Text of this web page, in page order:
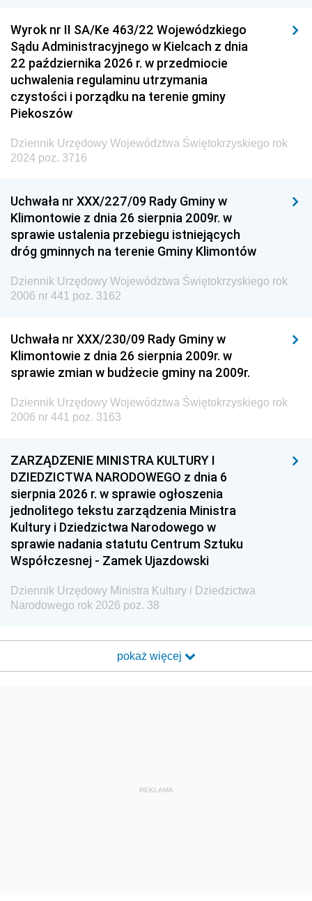
Wyrok nr II SA/Ke 463/22 Wojewódzkiego
Sądu Administracyjnego w Kielcach z dnia
22 października 2026 r. w przedmiocie
uchwalenia regulaminu utrzymania
czystości i porządku na terenie gminy
Piekoszów
Dziennik Urzędowy Województwa Świętokrzyskiego rok
2024 poz. 3716
Uchwała nr XXX/227/09 Rady Gminy w
Klimontowie z dnia 26 sierpnia 2009r. w
sprawie ustalenia przebiegu istniejących
dróg gminnych na terenie Gminy Klimontów
Dziennik Urzędowy Województwa Świętokrzyskiego rok
2006 nr 441 poz. 3162
Uchwała nr XXX/230/09 Rady Gminy w
Klimontowie z dnia 26 sierpnia 2009r. w
sprawie zmian w budżecie gminy na 2009r.
Dziennik Urzędowy Województwa Świętokrzyskiego rok
2006 nr 441 poz. 3163
ZARZĄDZENIE MINISTRA KULTURY I
DZIEDZICTWA NARODOWEGO z dnia 6
sierpnia 2026 r. w sprawie ogłoszenia
jednolitego tekstu zarządzenia Ministra
Kultury i Dziedzictwa Narodowego w
sprawie nadania statutu Centrum Sztuku
Współczesnej - Zamek Ujazdowski
Dziennik Urzędowy Ministra Kultury i Dziedzictwa
Narodowego rok 2026 poz. 38
pokaż więcej
REKLAMA